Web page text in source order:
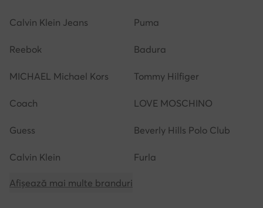
Calvin Klein Jeans Puma
Reebok Badura
MICHAEL Michael Kors Tommy Hilfiger
Coach LOVE MOSCHINO
Guess Beverly Hills Polo Club
Calvin Klein Furla
Afișează mai multe branduri